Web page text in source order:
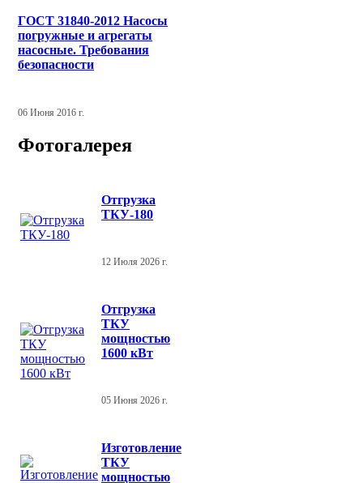
ГОСТ 31840-2012 Насосы
погружные и агрегаты
насосные. Требования
безопасности
06 Июня 2016 г.
Фотогалерея
Отгрузка
ТКУ-180
12 Июля 2026 г.
Отгрузка
ТКУ
мощностью
1600 кВт
05 Июня 2026 г.
Изготовление
ТКУ
мощностью